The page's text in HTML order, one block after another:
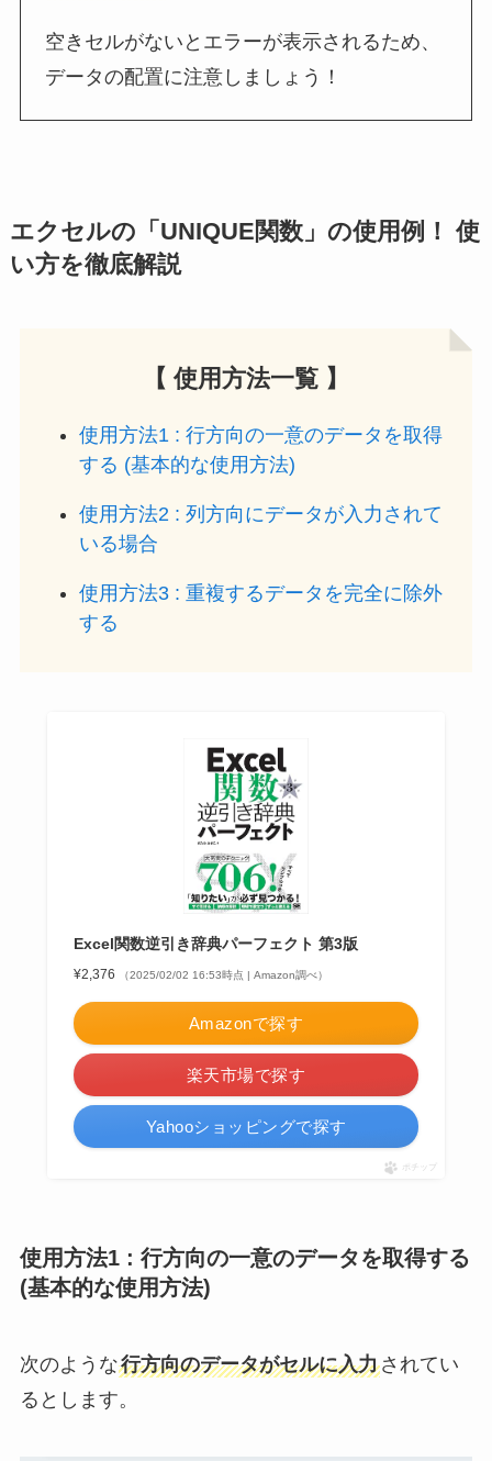
空きセルがないとエラーが表示されるため、
データの配置に注意しましょう！
エクセルの「UNIQUE関数」の使用例！ 使
い方を徹底解説
【 使用方法一覧 】
使用方法1 : 行方向の一意のデータを取得
する (基本的な使用方法)
使用方法2 : 列方向にデータが入力されて
いる場合
使用方法3 : 重複するデータを完全に除外
する
Excel関数逆引き辞典パーフェクト 第3版
¥2,376 （2025/02/02 16:53時点 | Amazon調べ）
Amazonで探す
楽天市場で探す
Yahooショッピングで探す
ポチップ
使用方法1 : 行方向の一意のデータを取得する
(基本的な使用方法)
次のような行方向のデータがセルに入力されてい
るとします。